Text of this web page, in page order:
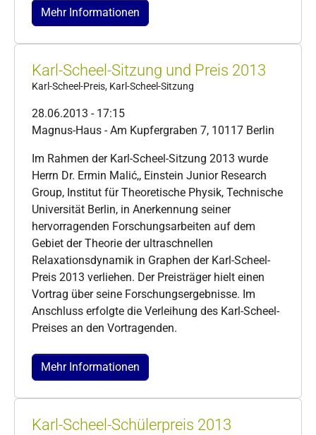
Mehr Informationen
Karl-Scheel-Sitzung und Preis 2013
Karl-Scheel-Preis, Karl-Scheel-Sitzung
28.06.2013 - 17:15
Magnus-Haus - Am Kupfergraben 7, 10117 Berlin
Im Rahmen der Karl-Scheel-Sitzung 2013 wurde
Herrn Dr. Ermin Malić,, Einstein Junior Research
Group, Institut für Theoretische Physik, Technische
Universität Berlin, in Anerkennung seiner
hervorragenden Forschungsarbeiten auf dem
Gebiet der Theorie der ultraschnellen
Relaxationsdynamik in Graphen der Karl-Scheel-
Preis 2013 verliehen. Der Preisträger hielt einen
Vortrag über seine Forschungsergebnisse. Im
Anschluss erfolgte die Verleihung des Karl-Scheel-
Preises an den Vortragenden.
Mehr Informationen
Karl-Scheel-Schülerpreis 2013